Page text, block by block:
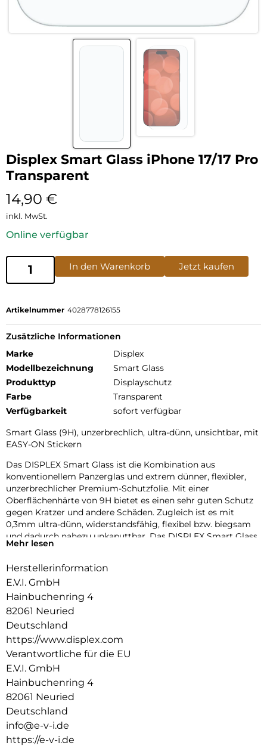
Displex Smart Glass iPhone 17/17 Pro
Transparent
14,90 €
inkl. MwSt.
Online verfügbar
In den Warenkorb Jetzt kaufen
Artikelnummer 4028778126155
Zusätzliche Informationen
Marke
Displex
Modellbezeichnung
Smart Glass
Produkttyp
Displayschutz
Farbe
Transparent
Verfügbarkeit
sofort verfügbar
Smart Glass (9H), unzerbrechlich, ultra-dünn, unsichtbar, mit
EASY-ON Stickern
Das DISPLEX Smart Glass ist die Kombination aus
konventionellem Panzerglas und extrem dünner, flexibler,
unzerbrechlicher Premium-Schutzfolie. Mit einer
Oberflächenhärte von 9H bietet es einen sehr guten Schutz
gegen Kratzer und andere Schäden. Zugleich ist es mit
0,3mm ultra-dünn, widerstandsfähig, flexibel bzw. biegsam
und dadurch nahezu unkaputtbar. Das DISPLEX Smart Glass
wird mit modernster Lasertechnologie in unserer
des Smartphone Displays angepasst – Made in Germany. Die
uneingeschränkte Funktionalität, Farbbrillanz und
Hüllenkompatibilität sind selbstverständlich garantiert.
Hüllenfreundlich
Unser DISPLEX Smart Glass wird bis auf 5/100 mm genau auf
die Smartphone Konturen gefertigt und passt somit perfekt
auf Ihr Smartphone. Außerdem ist die Schutzfolie ultradünn.
Somit lassen sich alle handelsüblichen Schutzhüllen & Cases
Schutz aus DISPLEX Smart Glass und Ihrer Lieblingshülle
wird Ihr Smartphone rundum optimal geschützt.
Anti Fingerprint
Die oberste Schicht unserer 4-Layer Technology besteht aus
einem High-Tech Plasma Coating. Die hydro- und oleophobe
Mehr lesen
Herstellerinformation
E.V.I. GmbH
Hainbuchenring 4
82061 Neuried
Deutschland
https://www.displex.com
Verantwortliche für die EU
E.V.I. GmbH
Hainbuchenring 4
82061 Neuried
Deutschland
info@e-v-i.de
https://e-v-i.de